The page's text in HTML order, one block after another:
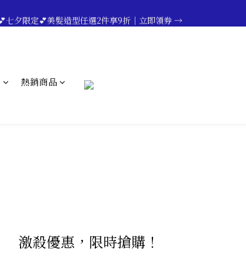
熱銷商品
激殺優惠，限時搶購！